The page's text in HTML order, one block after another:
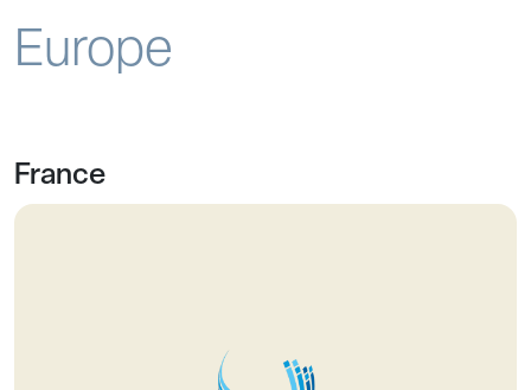
Europe
France